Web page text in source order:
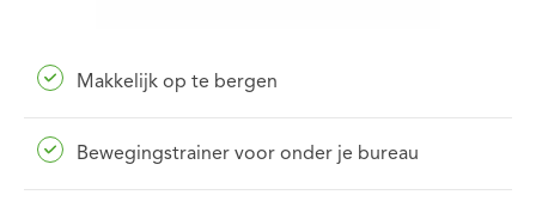
Makkelijk op te bergen
Bewegingstrainer voor onder je bureau